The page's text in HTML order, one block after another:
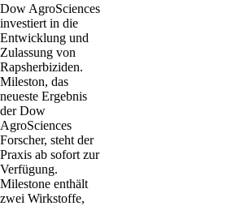
Dow AgroSciences
investiert in die
Entwicklung und
Zulassung von
Rapsherbiziden.
Mileston, das
neueste Ergebnis
der Dow
AgroSciences
Forscher, steht der
Praxis ab sofort zur
Verfügung.
Milestone enthält
zwei Wirkstoffe,